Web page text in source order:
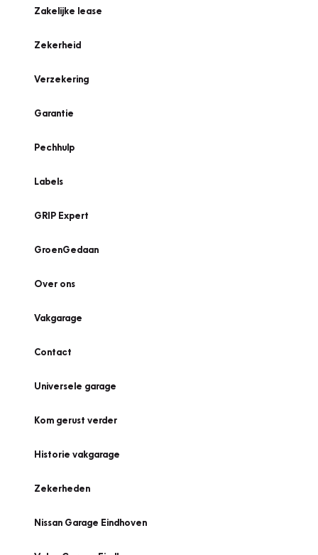
Zakelijke lease
Zekerheid
Verzekering
Garantie
Pechhulp
Labels
GRIP Expert
GroenGedaan
Over ons
Vakgarage
Contact
Universele garage
Kom gerust verder
Historie vakgarage
Zekerheden
Nissan Garage Eindhoven